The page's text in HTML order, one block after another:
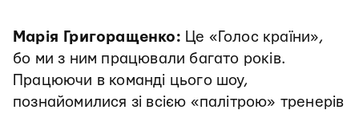
Марія Григоращенко: Це «Голос країни»,
бо ми з ним працювали багато років.
Працюючи в команді цього шоу,
познайомилися зі всією «палітрою» тренерів